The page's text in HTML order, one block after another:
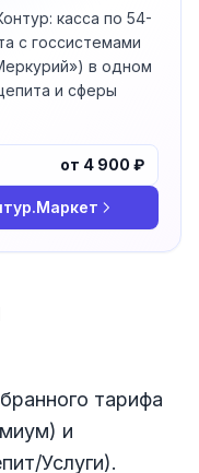
касса по 54-
с госсистемами
в одном
и сферы
от 4 900 ₽
тарифа
и
Услуги).